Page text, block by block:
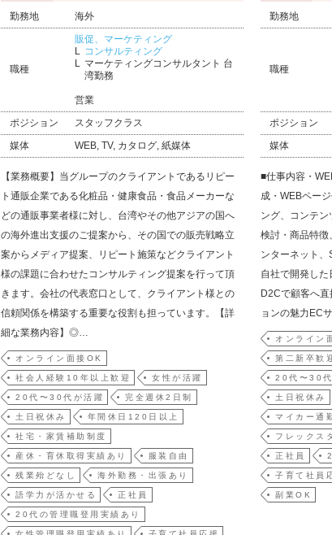
勤務地 海外
職種
販促、マーケティング
コンサルティング
マーケティングコンサルタント 台
湾勤務
営業
ポジション
スタッフクラス
媒体
WEB, TV, カタログ, 紙媒体
【業務概要】当グループのクライアントであるリピー
ト通販企業である化粧品・健康食品・食品メーカーな
どの通販事業者様に対し、台湾やその他アジアの国へ
の海外進出支援のご提案から、その国での販売戦略立
案からメディア提案、リピート施策などクライアント
様の課題に合わせたコンサルティング提案を行って頂
きます。会社の代表窓口として、クライアント様との
信頼関係を構築する重要な役割も担っています。【詳
細な業務内容】◎…
オンライン面接OK
社会人経験10年以上歓迎 女性が活躍
20代〜30代が活躍 完全週休2日制
土日祝休み 年間休日120日以上
社宅・家賃補助制度
産休・育休取得実績あり 服装自由
残業殆どなし 海外勤務・出張あり
語学力が活かせる 正社員
20代の管理職登用実績あり
勤務地
職種
ポジション
媒体
■仕事内容・
成・WEBペー
ング、コンテ
検討・商品特徴
ンターネット
自社で開発し
D2Cで顧客へ
ョンの魅力EC
オンライン
第二新卒歓
20代〜30
土日祝休み
マイカー通
フレックス
正社員
子育て社員
副業OK